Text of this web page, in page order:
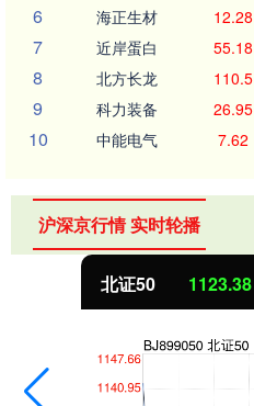
6 海正生材 12.28
7 近岸蛋白 55.18
8 北方长龙 110.5
9 科力装备 26.95
10 中能电气 7.62
沪深京行情 实时轮播
北证50 1123.38